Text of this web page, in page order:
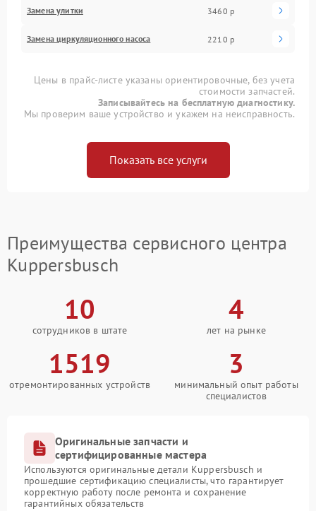
Замена улитки 3460 р
Замена циркуляционного насоса 2210 р
Цены в прайс-листе указаны ориентировочные, без учета
стоимости запчастей.
Записывайтесь на бесплатную диагностику.
Мы проверим ваше устройство и укажем на неисправность.
Показать все услуги
Преимущества сервисного центра
Kuppersbusch
10
сотрудников в штате
4
лет на рынке
1519
отремонтированных устройств
3
минимальный опыт работы
специалистов
Оригинальные запчасти и
сертифицированные мастера
Используются оригинальные детали Kuppersbusch и
прошедшие сертификацию специалисты, что гарантирует
корректную работу после ремонта и сохранение
гарантийных обязательств